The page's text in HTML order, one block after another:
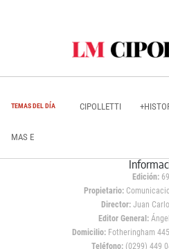
TEMAS DEL DÍA CIPOLLETTI
MAS E
Edición:
Propietario:
Director: Juan
Editor General:
Domicilio:Fotheringham
Teléfono: (0299) 449